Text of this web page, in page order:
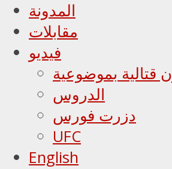
المدونة
مقابلات
فيديو
قتالية بموضوعية
الدروس
دزرت فورس
UFC
English